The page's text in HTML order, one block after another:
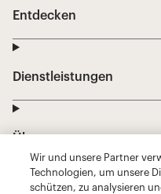
Wir und unsere Partner
Technologien, um unsere
schützen, zu analysieren